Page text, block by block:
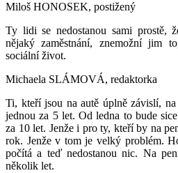
Miloš HONOSEK, postižený
Ty lidi se nedostanou sami prostě,
nějaký zaměstnání, znemožní jim
sociální život.
Michaela SLÁMOVÁ, redaktorka
Ti, kteří jsou na autě úplně závislí,
jednou za 5 let. Od ledna to bude
za 10 let. Jenže i pro ty, kteří by na
rok. Jenže v tom je velký problém.
počítá a teď nedostanou nic. Na
několik let.